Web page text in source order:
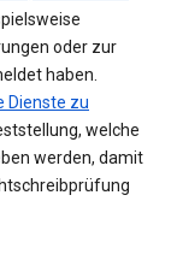
oder zur
haben.
Dienste zu
welche
werden, damit